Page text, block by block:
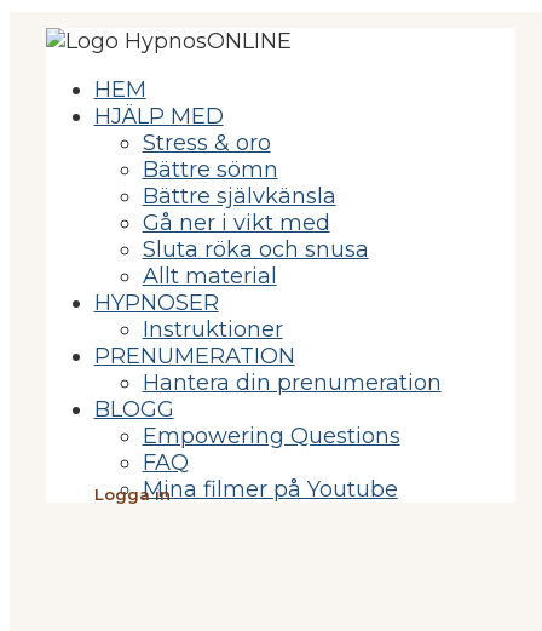
HEM
HJÄLP MED
Stress & oro
Bättre sömn
Bättre självkänsla
Gå ner i vikt med
Sluta röka och snusa
Allt material
HYPNOSER
Instruktioner
PRENUMERATION
Hantera din prenumeration
BLOGG
Empowering Questions
FAQ
Mina filmer på Youtube
Logga in